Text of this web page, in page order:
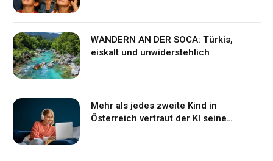
WANDERN AN DER SOCA: Türkis,
eiskalt und unwiderstehlich
Mehr als jedes zweite Kind in
Österreich vertraut der KI seine